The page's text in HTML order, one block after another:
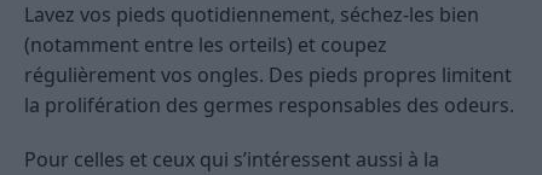
Lavez vos pieds quotidiennement, séchez-les bien
(notamment entre les orteils) et coupez
régulièrement vos ongles. Des pieds propres limitent
la prolifération des germes responsables des odeurs.
Pour celles et ceux qui s’intéressent aussi à la